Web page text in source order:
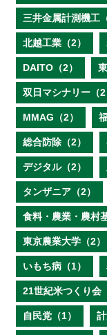
三井金属計測機工
北越工業（2）
DAITO（2）
双日マシナリー（2
MMAG（2）
総合防除（2）
デジタル（2）
タンザニア（2）
食料・農業・農村
東京農業大学（2）
いもち病（1）
21世紀米つくり会
自民党（1）